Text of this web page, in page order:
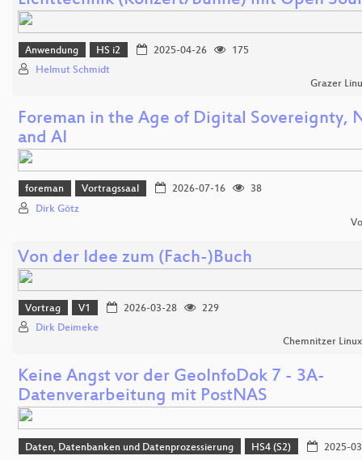
Anwendung HS i2 2025-04-26
175
Helmut Schmidt
Grazer
Foreman in the Age of Digital Sovereignty,
and AI
foreman Vortragssaal 2026-07-16
38
Dirk Götz
Von der Idee zum (Fach-)Buch
Vortrag V1 2026-03-28
229
Dirk Deimeke
Chemnitzer
Keine Angst vor der GeoInfoDok 7 - 3A-
Datenverarbeitung mit PostNAS
Daten, Datenbanken und Datenprozessierung HS4 (S2)
2025-